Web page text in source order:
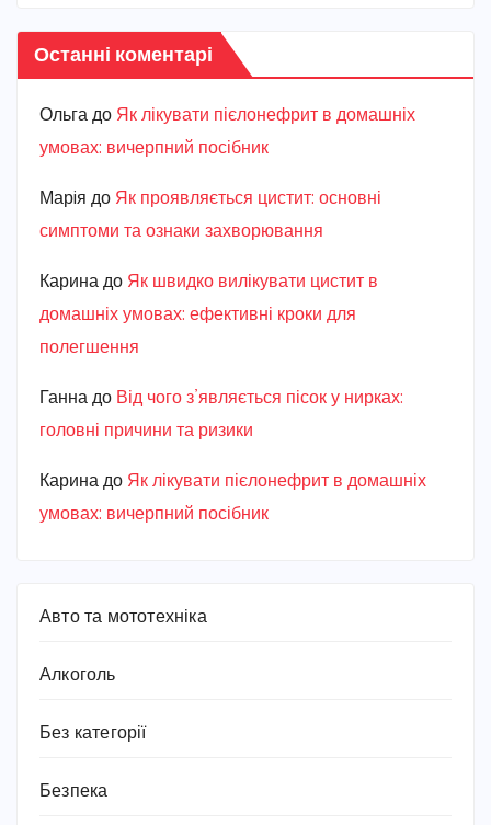
Останні коментарі
Ольга до Як лікувати пієлонефрит в домашніх
умовах: вичерпний посібник
Марiя до Як проявляється цистит: основні
симптоми та ознаки захворювання
Карина до Як швидко вилікувати цистит в
домашніх умовах: ефективні кроки для
полегшення
Ганна до Від чого з’являється пісок у нирках:
головні причини та ризики
Карина до Як лікувати пієлонефрит в домашніх
умовах: вичерпний посібник
Авто та мототехніка
Алкоголь
Без категорії
Безпека